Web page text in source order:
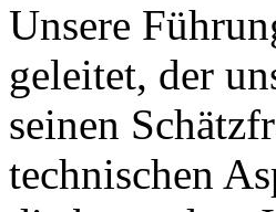
Unsere
geleitet, der
seinen
technischen